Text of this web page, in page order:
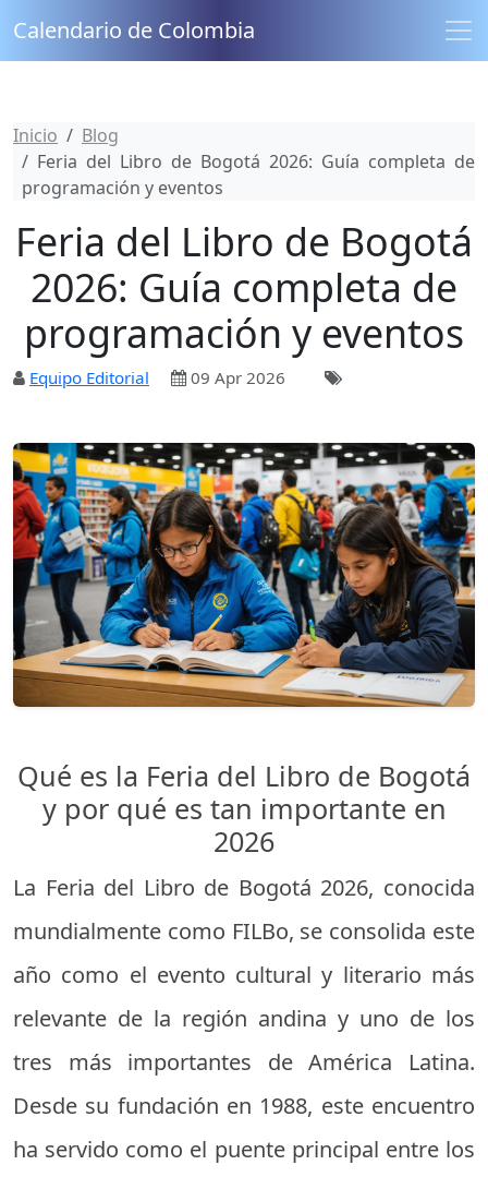
Calendario de Colombia
Inicio
Blog
Feria del Libro de Bogotá 2026: Guía completa de
programación y eventos
Feria del Libro de Bogotá
2026: Guía completa de
programación y eventos
Equipo Editorial 09 Apr 2026
Qué es la Feria del Libro de Bogotá
y por qué es tan importante en
2026
La Feria del Libro de Bogotá 2026, conocida
mundialmente como FILBo, se consolida este
año como el evento cultural y literario más
relevante de la región andina y uno de los
tres más importantes de América Latina.
Desde su fundación en 1988, este encuentro
ha servido como el puente principal entre los